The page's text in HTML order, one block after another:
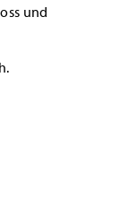
und